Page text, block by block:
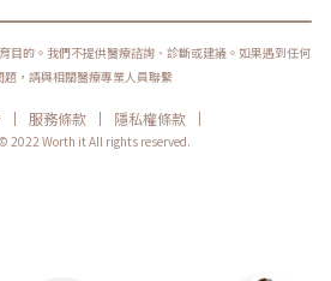
目的。我們不提供醫療諮詢、診斷或建議。如果遇到任何
題，請與相關醫療專業人員聯繫
| 服務條款 | 隱私權條款
|
2022 Worth it All rights reserved.